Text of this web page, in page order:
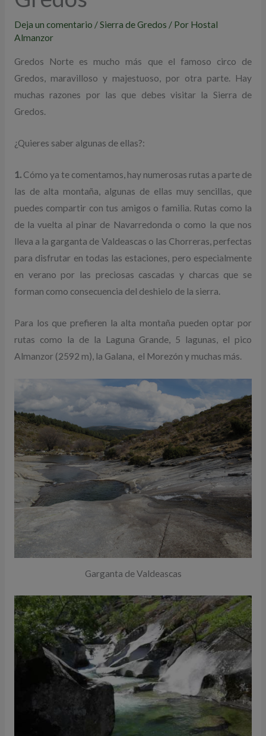
Deja un comentario /Sierra de Gredos / Por Hostal
Almanzor
Gredos Norte es mucho más que el famoso circo de
Gredos, maravilloso y majestuoso, por otra parte. Hay
muchas razones por las que debes visitar la Sierra de
Gredos.
¿Quieres saber algunas de ellas?:
1.Cómo ya te comentamos, hay numerosas rutas a parte de
las de alta montaña, algunas de ellas muy sencillas, que
puedes compartir con tus amigos o familia. Rutas como la
de la vuelta al pinar de Navarredonda o como la que nos
lleva a la garganta de Valdeascas o las Chorreras, perfectas
para disfrutar en todas las estaciones, pero especialmente
en verano por las preciosas cascadas y charcas que se
forman como consecuencia del deshielo de la sierra.
Para los que prefieren la alta montaña pueden optar por
rutas como la de la Laguna Grande, 5 lagunas, el pico
Almanzor (2592 m), la Galana, el Morezón y muchas más.
Garganta de Valdeascas